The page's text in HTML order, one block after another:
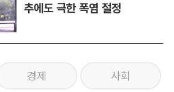
추에도 극한 폭염 절정
경제 사회